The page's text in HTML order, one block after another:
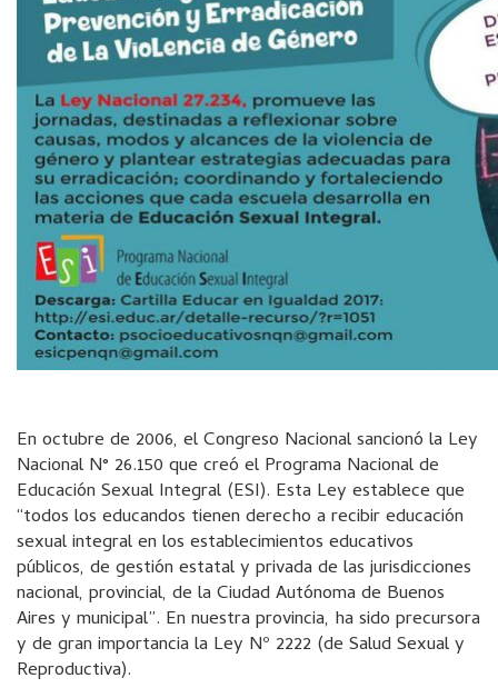
En octubre de 2006, el Congreso Nacional sancionó la Ley
Nacional N° 26.150 que creó el Programa Nacional de
Educación Sexual Integral (ESI). Esta Ley establece que
“todos los educandos tienen derecho a recibir educación
sexual integral en los establecimientos educativos
públicos, de gestión estatal y privada de las jurisdicciones
nacional, provincial, de la Ciudad Autónoma de Buenos
Aires y municipal”. En nuestra provincia, ha sido precursora
y de gran importancia la Ley Nº 2222 (de Salud Sexual y
Reproductiva).